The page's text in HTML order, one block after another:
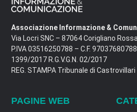
Associazione Informazione &
Via Locri SNC – 87064 Corigliano
P.IVA 03516250788 – C.F.
1399/2017 R.G.V.G.N. 02/2017
REG. STAMPA Tribunale di Castrovillari
PAGINE WEB